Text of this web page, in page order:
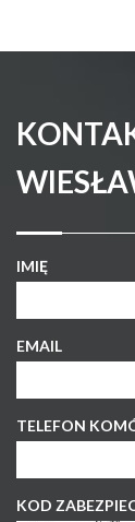
IMIĘ
EMAIL
TELEFON
KOD